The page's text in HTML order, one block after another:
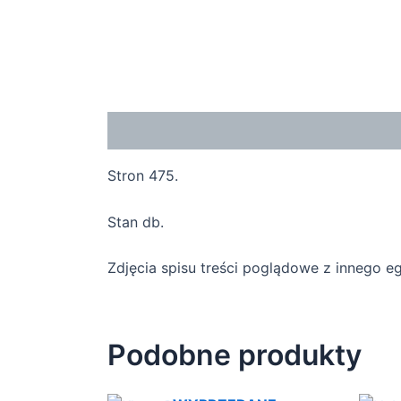
Stron 475.
Stan db.
Zdjęcia spisu treści poglądowe z innego
Podobne produkty